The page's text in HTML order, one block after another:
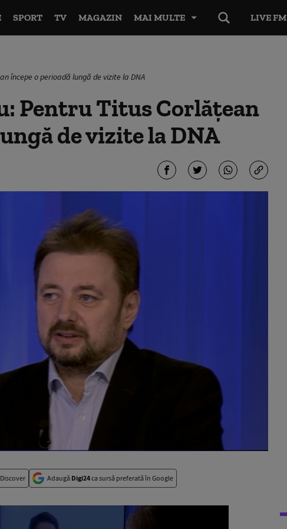
LIVE FM
SPORT TV MAGAZIN MAI MULTE
începe o perioadă lungă de vizite la DNA
Pentru Titus Corlățean
de vizite la DNA
Adaugă Digi24ca sursă preferată în Google